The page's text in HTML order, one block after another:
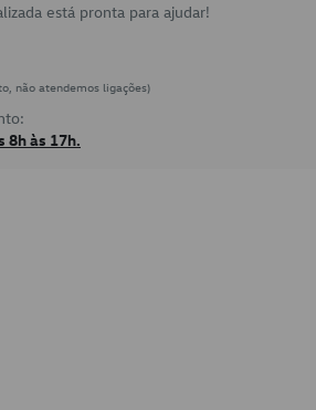
está pronta para ajudar!
não atendemos ligações)
8h às 17h.